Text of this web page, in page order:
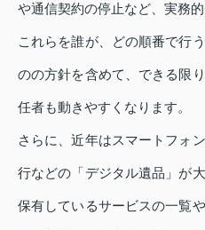
や通信契約の停止など、実務
これらを誰が、どの順番で行
のの方針を含めて、できる限
任者も動きやすくなります。
さらに、近年はスマートフォ
行などの「デジタル遺品」が
保有しているサービスの一覧